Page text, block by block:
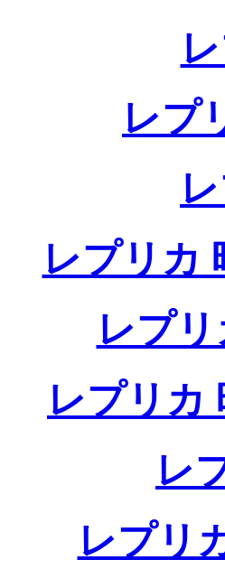
レプ
レプリカ
レプ
レプリカ
レ
レプリ